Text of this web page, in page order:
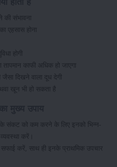
की संभावना
एहसास होना
होगी
तापमान काफी अधिक हो जाएगा
दिखने वाला दूध देगी
खून भी हो सकता है
के संकट को कम करने के लिए इनको भिन्न-
करें।
करें, साथ ही इनके प्राथमिक उपचार